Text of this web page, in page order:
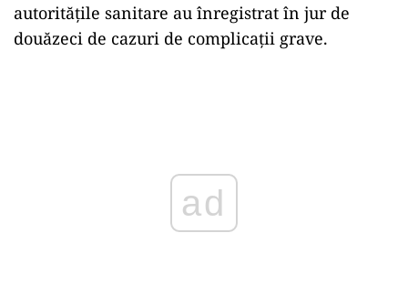
autoritățile sanitare au înregistrat în jur de
douăzeci de cazuri de complicații grave.